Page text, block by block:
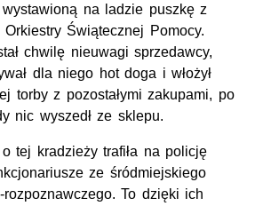
wystawioną na ladzie puszkę z
Świątecznej Pomocy.
chwilę nieuwagi sprzedawcy,
dla niego hot doga i włożył
torby z pozostałymi zakupami, po
nic wyszedł ze sklepu.
tej kradzieży trafiła na policję
ze śródmiejskiego
rozpoznawczego. To dzięki ich